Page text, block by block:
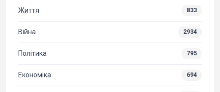
Життя 833
Війна 2934
Політика 795
Економіка 694